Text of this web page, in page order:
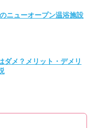
ニューオープン温浴施設
ダメ？メリット・デメリ